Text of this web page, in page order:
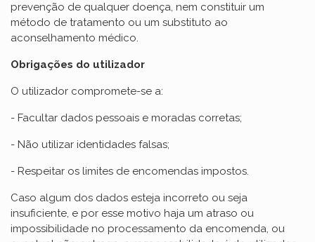
prevenção de qualquer doença, nem constituir um
método de tratamento ou um substituto ao
aconselhamento médico.
Obrigações do utilizador
O utilizador compromete-se a:
- Facultar dados pessoais e moradas corretas;
- Não utilizar identidades falsas;
- Respeitar os limites de encomendas impostos.
Caso algum dos dados esteja incorreto ou seja
insuficiente, e por esse motivo haja um atraso ou
impossibilidade no processamento da encomenda, ou